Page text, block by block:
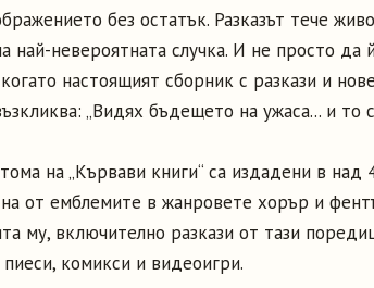
без остатък. Разказът тече
най-невероятната случка. И не просто да
настоящият сборник с разкази и
„Видях бъдещето на ужаса... и то
на „Кървави книги“ са издадени в
от емблемите в жанровете хорър и
му, включително разкази от тази
комикси и видеоигри.